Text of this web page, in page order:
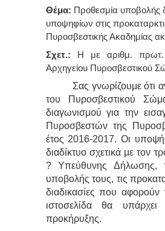
Θέμα: Προθεσμία υποβολής
υποψηφίων στις
Πυροσβεστικής Ακαδημίας
Σχετ.:
Η με αριθμ. πρωτ.
Αρχηγείου
Σας γνωρίζουμε ότι
του Πυροσβεστικού
διαγωνισμού για την
Πυροσβεστών της
έτος 2016-2017. Οι
διαδίκτυο σχετικά με τον
? Υπεύθυνης Δήλωσης, τα
υποβολής τους, τις
διαδικασίες που
ιστοσελίδα θα
προκήρυξης.